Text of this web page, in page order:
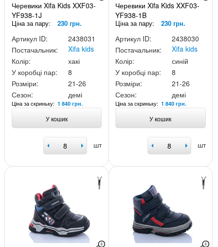
Черевики Xifa Kids XXF03-
YF938-1J
Ціна за пару: 230 грн.
Артикул ID:
2438031
Постачальник:
Xifa kids
Колір:
хакі
У коробці пар:
8
Розміри:
21-26
Сезон:
демі
Ціна за скриньку: 1 840 грн.
У кошик
шт
Черевики Xifa Kids XXF03-
YF938-1B
Ціна за пару: 230 грн.
Артикул ID:
2438030
Постачальник:
Xifa kids
Колір:
синій
У коробці пар:
8
Розміри:
21-26
Сезон:
демі
Ціна за скриньку:1 840 грн.
У кошик
шт